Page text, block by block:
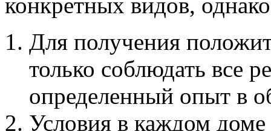
Для получения
только соблюдать все
определенный опыт в
Условия в каждом